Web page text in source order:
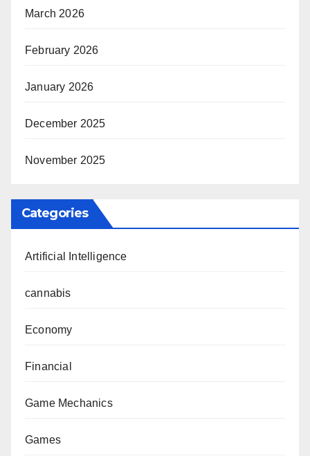
March 2026
February 2026
January 2026
December 2025
November 2025
Categories
Artificial Intelligence
cannabis
Economy
Financial
Game Mechanics
Games